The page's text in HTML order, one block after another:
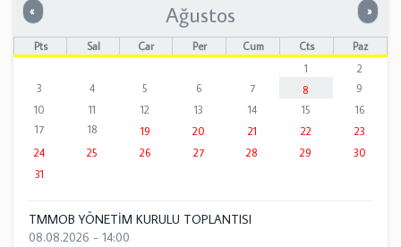
« Önceki »
Ağustos
Pts Sal Çar Per Cum Cts
Paz
1
2
3
4 5 6 7 8
9
10
11 12 13 14 15
16
17
18 19 20 21 22
23
24
25 26 27 28 29
30
31
TMMOB YÖNETİM KURULU TOPLANTISI
08.08.2026 - 14:00